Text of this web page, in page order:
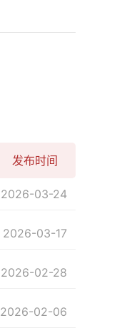
发布时间
2026-03-24
2026-03-17
2026-02-28
2026-02-06